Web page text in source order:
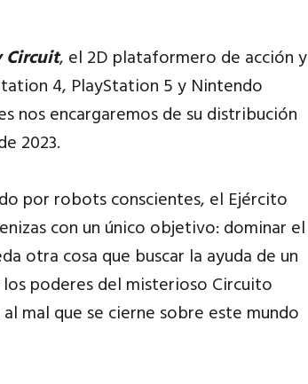
Circuit, el 2D plataformero de acción y
4, PlayStation 5 y Nintendo
nos encargaremos de su distribución
2023.
por robots conscientes, el Ejército
con un único objetivo: dominar el
otra cosa que buscar la ayuda de un
poderes del misterioso Circuito
mal que se cierne sobre este mundo